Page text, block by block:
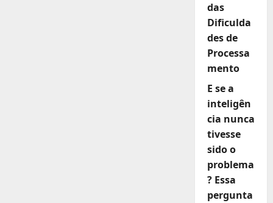
das
Dificulda
des de
Processa
mento
E se a
inteligên
cia nunca
tivesse
sido o
problema
? Essa
pergunta